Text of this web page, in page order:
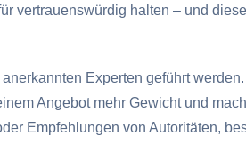
vertrauenswürdig halten – und
Experten geführt werden.
Angebot mehr Gewicht und
Empfehlungen von Autoritäten,